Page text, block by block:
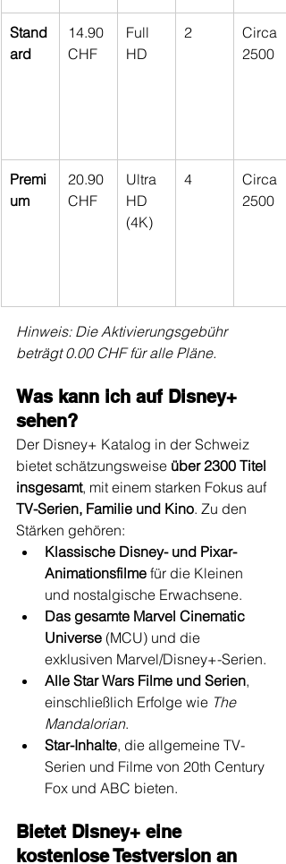
Stand
ard
14.90
CHF
Full
HD
2
Circa
2500
Premi
um
20.90
CHF
Ultra
HD
(4K)
4
Circa
2500
Hinweis: Die Aktivierungsgebühr
beträgt 0.00 CHF für alle Pläne.
Was kann ich auf Disney+
sehen?
Der Disney+ Katalog in der Schweiz
bietet schätzungsweise über 2300 Titel
insgesamt, mit einem starken Fokus auf
TV-Serien, Familie und Kino. Zu den
Stärken gehören:
Klassische Disney- und Pixar-
Animationsfilme für die Kleinen
und nostalgische Erwachsene.
Das gesamte Marvel Cinematic
Universe (MCU) und die
exklusiven Marvel/Disney+-Serien.
Alle Star Wars Filme und Serien,
einschließlich Erfolge wie The
Mandalorian.
Star-Inhalte, die allgemeine TV-
Serien und Filme von 20th Century
Fox und ABC bieten.
Bietet Disney+ eine
kostenlose Testversion an